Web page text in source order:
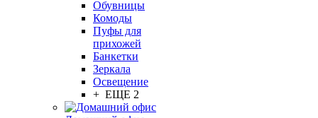
Обувницы
Комоды
Пуфы для
прихожей
Банкетки
Зеркала
Освещение
+ ЕЩЕ 2